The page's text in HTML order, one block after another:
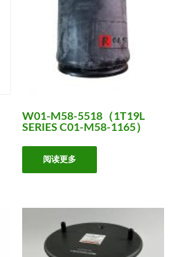
W01-M58-5518（1T19L
SERIES C01-M58-1165）
阅读更多